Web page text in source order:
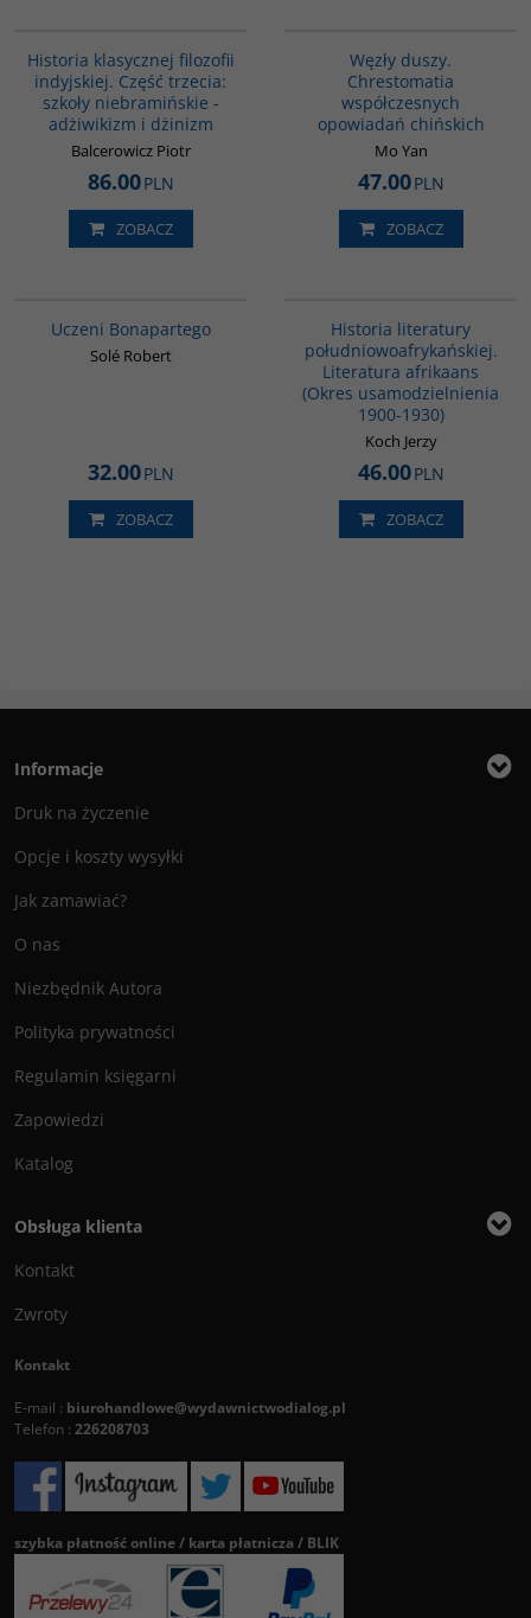
Historia klasycznej filozofii
indyjskiej. Część trzecia:
szkoły niebramińskie -
adżiwikizm i dżinizm
Balcerowicz Piotr
86.00PLN
ZOBACZ
Węzły duszy.
Chrestomatia
współczesnych
opowiadań chińskich
Mo Yan
47.00PLN
ZOBACZ
Uczeni Bonapartego
Solé Robert
32.00PLN
ZOBACZ
Historia literatury
południowoafrykańskiej.
Literatura afrikaans
(Okres usamodzielnienia
1900-1930)
Koch Jerzy
46.00PLN
ZOBACZ
Informacje
Druk na życzenie
Opcje i koszty wysyłki
Jak zamawiać?
O nas
Niezbędnik Autora
Polityka prywatności
Regulamin księgarni
Zapowiedzi
Katalog
Obsługa klienta
Kontakt
Zwroty
Kontakt
E-mail : biurohandlowe@wydawnictwodialog.pl
Telefon : 226208703
szybka płatność online / karta płatnicza / BLIK